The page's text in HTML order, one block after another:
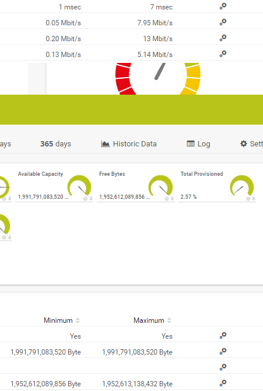
Salud de sistema Fujitsu (SNMP) v2
de un servidor Fujitsu PRIMERGY a través del Controlador de
funcionar en otros dispositivos Fujitsu que tienen un iRMC
disponible como servidores PRIMEQUEST, algunos sistemas de
trabajo CELSIUS en racks. Puede mostrar lo siguiente